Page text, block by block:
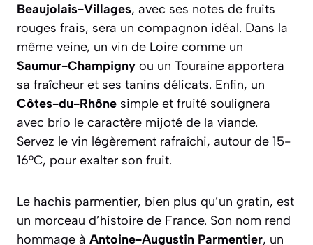
Beaujolais-Villages, avec ses notes de fruits
rouges frais, sera un compagnon idéal. Dans la
même veine, un vin de Loire comme un
Saumur-Champigny ou un Touraine apportera
sa fraîcheur et ses tanins délicats. Enfin, un
Côtes-du-Rhône simple et fruité soulignera
avec brio le caractère mijoté de la viande.
Servez le vin légèrement rafraîchi, autour de 15-
16°C, pour exalter son fruit.
Le hachis parmentier, bien plus qu’un gratin, est
un morceau d’histoire de France. Son nom rend
hommage à Antoine-Augustin Parmentier, un